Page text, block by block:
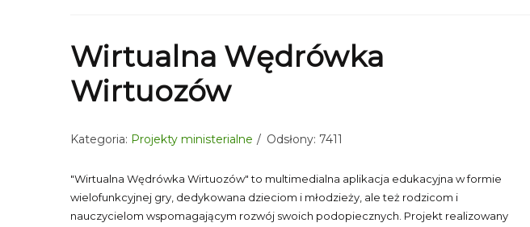
Wirtualna Wędrówka
Wirtuozów
Kategoria: Projekty ministerialne Odsłony: 7411
"Wirtualna Wędrówka Wirtuozów" to multimedialna aplikacja edukacyjna w formie
wielofunkcyjnej gry, dedykowana dzieciom i młodzieży, ale też rodzicom i
nauczycielom wspomagającym rozwój swoich podopiecznych. Projekt realizowany